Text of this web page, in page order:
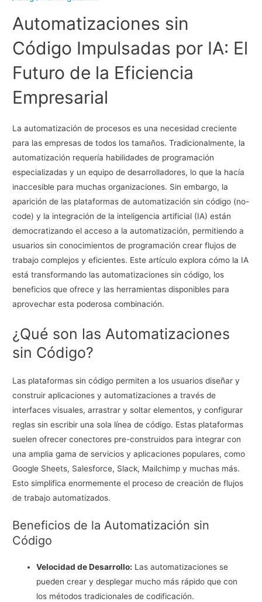
Automatizaciones sin
Código Impulsadas por IA: El
Futuro de la Eficiencia
Empresarial
La automatización de procesos es una necesidad creciente
para las empresas de todos los tamaños. Tradicionalmente, la
automatización requería habilidades de programación
especializadas y un equipo de desarrolladores, lo que la hacía
inaccesible para muchas organizaciones. Sin embargo, la
aparición de las plataformas de automatización sin código (no-
code) y la integración de la inteligencia artificial (IA) están
democratizando el acceso a la automatización, permitiendo a
usuarios sin conocimientos de programación crear flujos de
trabajo complejos y eficientes. Este artículo explora cómo la IA
está transformando las automatizaciones sin código, los
beneficios que ofrece y las herramientas disponibles para
aprovechar esta poderosa combinación.
¿Qué son las Automatizaciones
sin Código?
Las plataformas sin código permiten a los usuarios diseñar y
construir aplicaciones y automatizaciones a través de
interfaces visuales, arrastrar y soltar elementos, y configurar
reglas sin escribir una sola línea de código. Estas plataformas
suelen ofrecer conectores pre-construidos para integrar con
una amplia gama de servicios y aplicaciones populares, como
Google Sheets, Salesforce, Slack, Mailchimp y muchas más.
Esto simplifica enormemente el proceso de creación de flujos
de trabajo automatizados.
Beneficios de la Automatización sin
Código
Velocidad de Desarrollo: Las automatizaciones se
pueden crear y desplegar mucho más rápido que con
los métodos tradicionales de codificación.